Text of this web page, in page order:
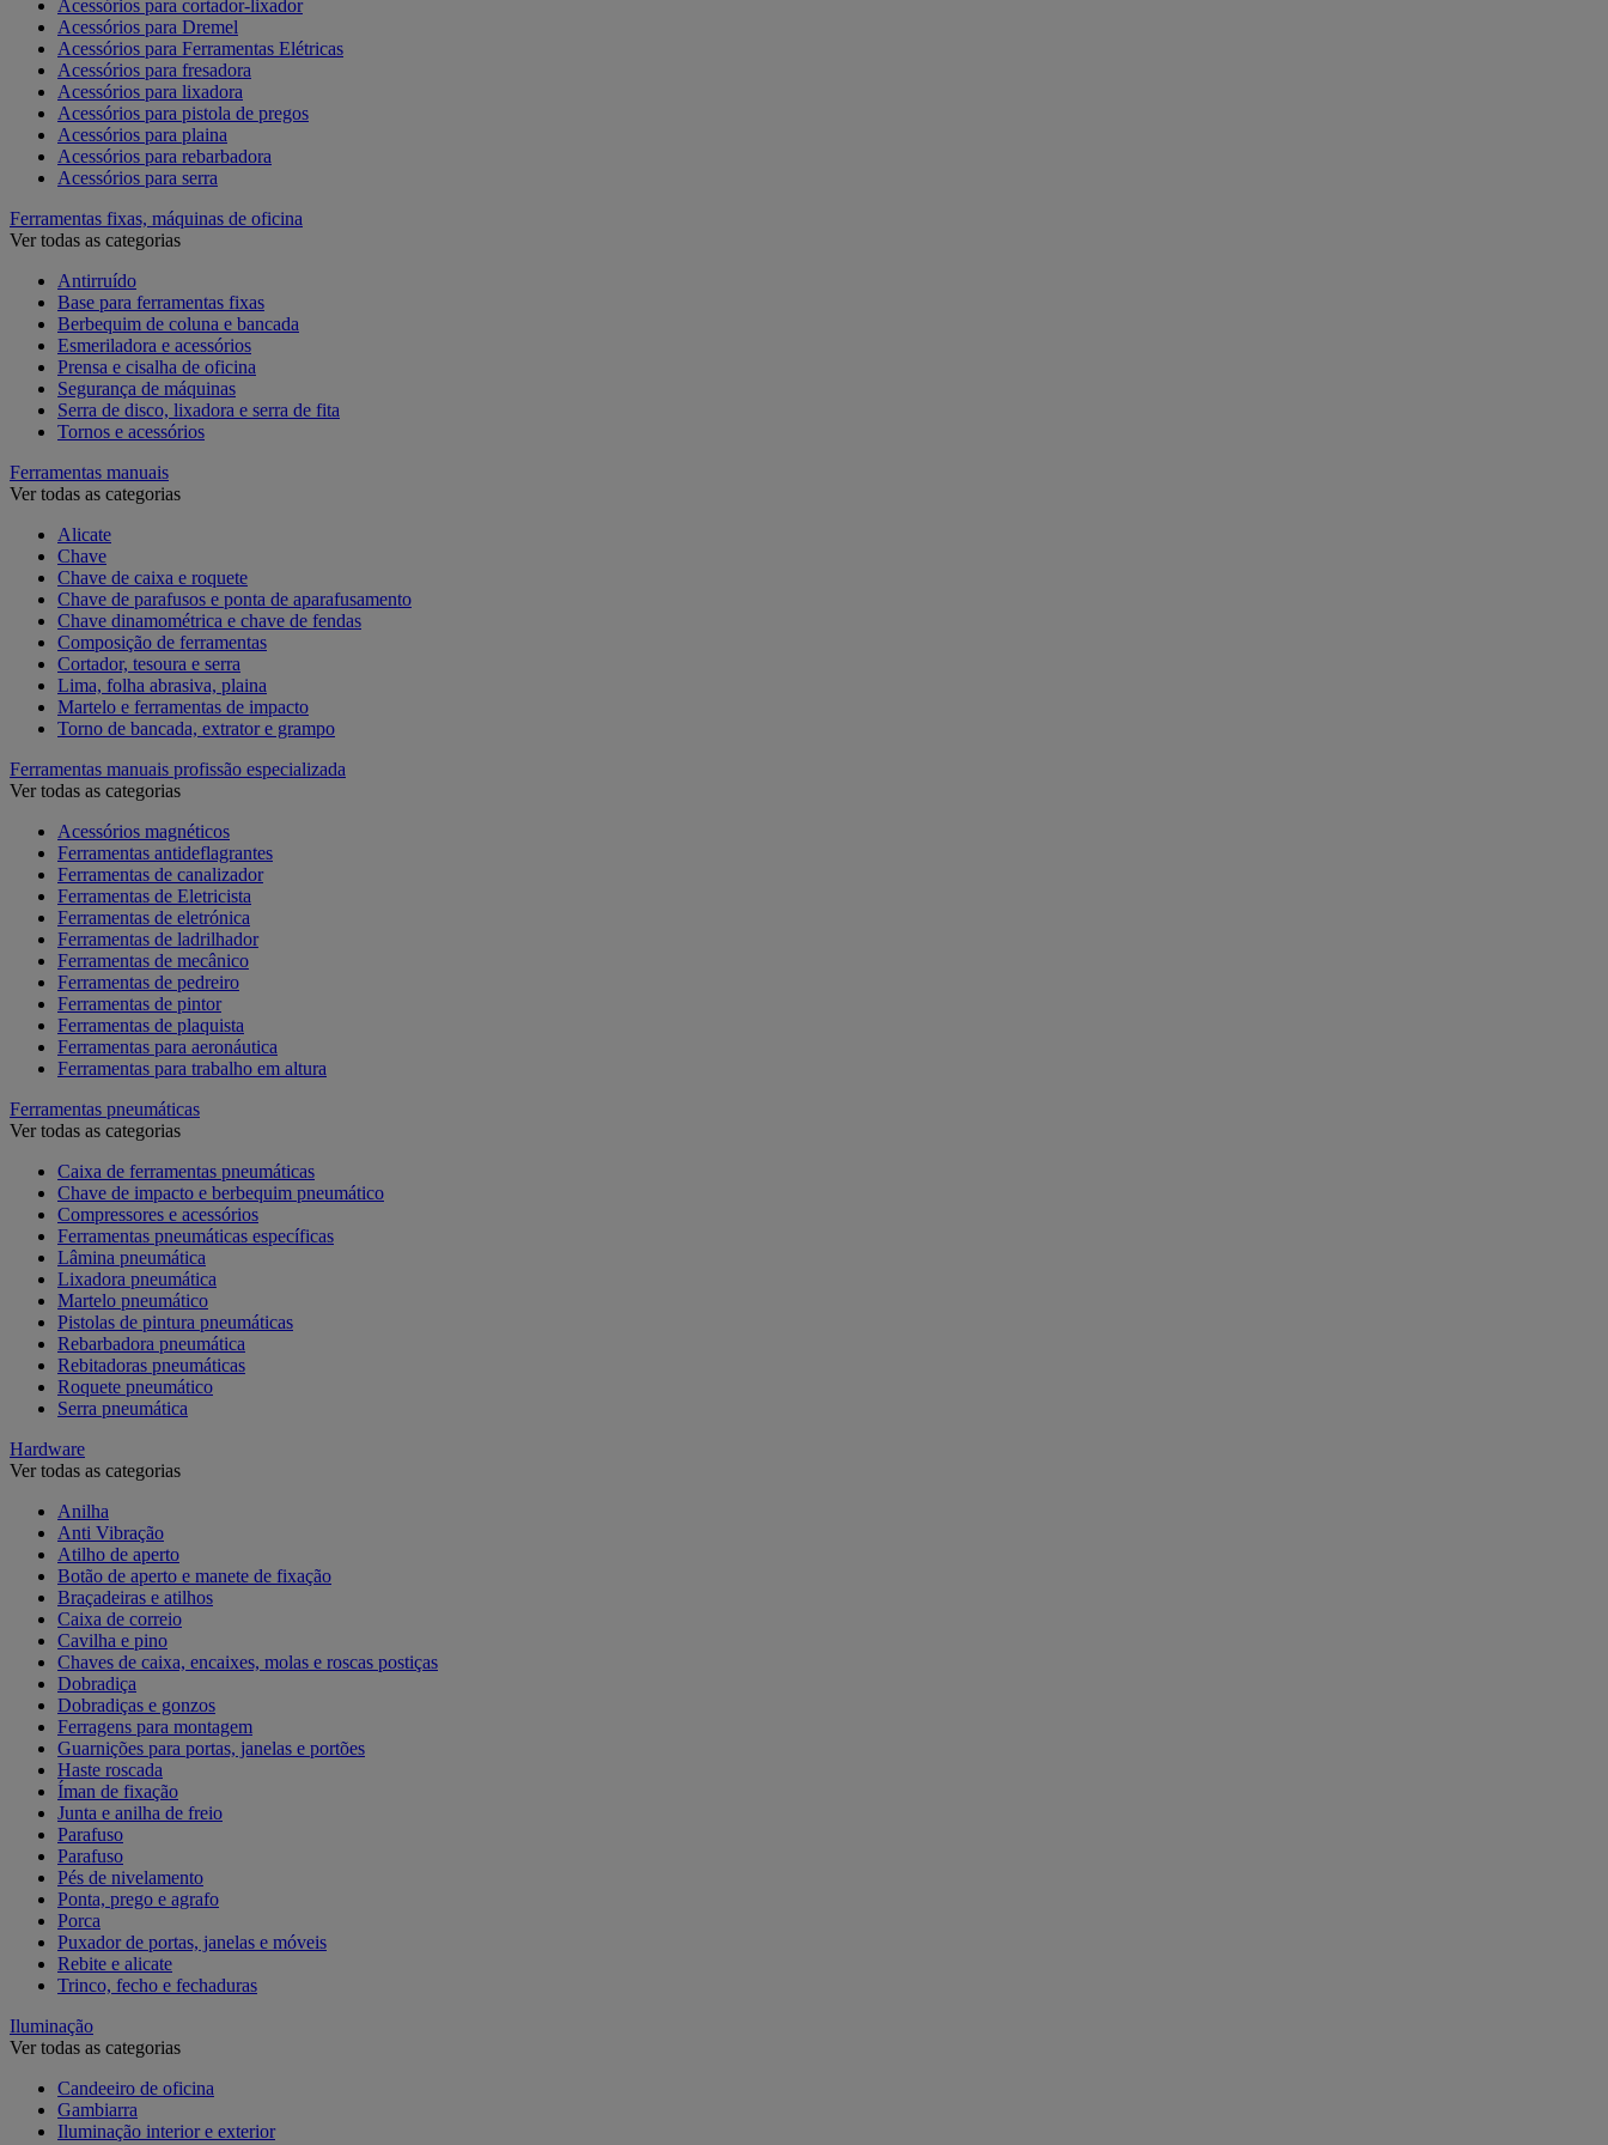
Acessórios para cortador-lixador
Acessórios para Dremel
Acessórios para Ferramentas Elétricas
Acessórios para fresadora
Acessórios para lixadora
Acessórios para pistola de pregos
Acessórios para plaina
Acessórios para rebarbadora
Acessórios para serra
Ferramentas fixas, máquinas de oficina
Ver todas as categorias
Antirruído
Base para ferramentas fixas
Berbequim de coluna e bancada
Esmeriladora e acessórios
Prensa e cisalha de oficina
Segurança de máquinas
Serra de disco, lixadora e serra de fita
Tornos e acessórios
Ferramentas manuais
Ver todas as categorias
Alicate
Chave
Chave de caixa e roquete
Chave de parafusos e ponta de aparafusamento
Chave dinamométrica e chave de fendas
Composição de ferramentas
Cortador, tesoura e serra
Lima, folha abrasiva, plaina
Martelo e ferramentas de impacto
Torno de bancada, extrator e grampo
Ferramentas manuais profissão especializada
Ver todas as categorias
Acessórios magnéticos
Ferramentas antideflagrantes
Ferramentas de canalizador
Ferramentas de Eletricista
Ferramentas de eletrónica
Ferramentas de ladrilhador
Ferramentas de mecânico
Ferramentas de pedreiro
Ferramentas de pintor
Ferramentas de plaquista
Ferramentas para aeronáutica
Ferramentas para trabalho em altura
Ferramentas pneumáticas
Ver todas as categorias
Caixa de ferramentas pneumáticas
Chave de impacto e berbequim pneumático
Compressores e acessórios
Ferramentas pneumáticas específicas
Lâmina pneumática
Lixadora pneumática
Martelo pneumático
Pistolas de pintura pneumáticas
Rebarbadora pneumática
Rebitadoras pneumáticas
Roquete pneumático
Serra pneumática
Hardware
Ver todas as categorias
Anilha
Anti Vibração
Atilho de aperto
Botão de aperto e manete de fixação
Braçadeiras e atilhos
Caixa de correio
Cavilha e pino
Chaves de caixa, encaixes, molas e roscas postiças
Dobradiça
Dobradiças e gonzos
Ferragens para montagem
Guarnições para portas, janelas e portões
Haste roscada
Íman de fixação
Junta e anilha de freio
Parafuso
Parafuso
Pés de nivelamento
Ponta, prego e agrafo
Porca
Puxador de portas, janelas e móveis
Rebite e alicate
Trinco, fecho e fechaduras
Iluminação
Ver todas as categorias
Candeeiro de oficina
Gambiarra
Iluminação interior e exterior